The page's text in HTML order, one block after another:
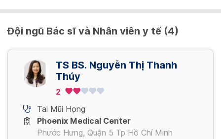
Đội ngũ Bác sĩ và Nhân viên y tế (4)
TS BS. Nguyễn Thị Thanh
Thúy
2
Tai Mũi Họng
Phoenix Medical Center
Phước Hưng, Quận 5 Tp Hồ Chí Minh